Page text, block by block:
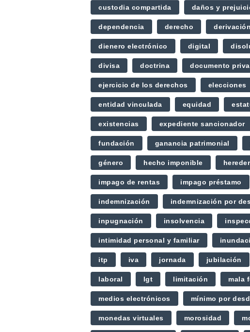
custodia compartida daños y
dependencia derecho derivación
dienero electrónico digital
divisa doctrina documento
ejercicio de los derechos elecciones
entidad vinculada equidad
existencias expediente sancionador
fundación ganancia patrimonial
género hecho imponible
impago de rentas impago préstamo
indemnización indemnización por
inpugnación insolvencia
intimidad personal y familiar
itp iva jornada jubilación
laboral lgt limitación mala
medios electrónicos mínimo por
monedas virtuales morosidad